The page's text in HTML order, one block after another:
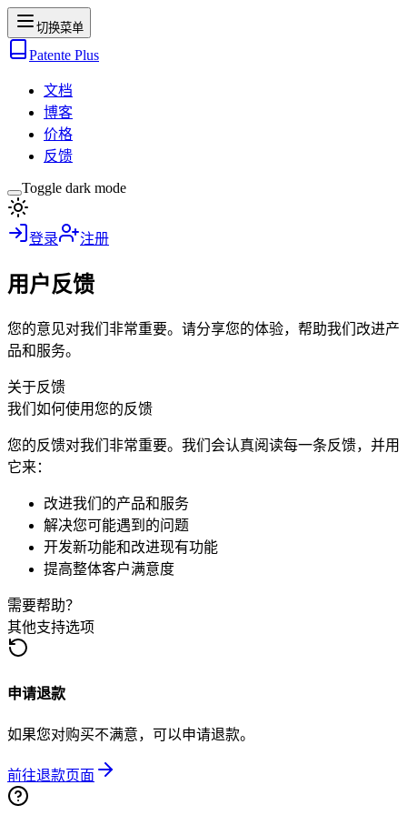
切换菜单
Patente Plus
文档
博客
价格
反馈
Toggle dark mode
登录 注册
用户反馈
您的意见对我们非常重要。请分享您的体验，帮助我们改进产
品和服务。
关于反馈
我们如何使用您的反馈
您的反馈对我们非常重要。我们会认真阅读每一条反馈，并用
它来：
改进我们的产品和服务
解决您可能遇到的问题
开发新功能和改进现有功能
提高整体客户满意度
需要帮助？
其他支持选项
申请退款
如果您对购买不满意，可以申请退款。
前往退款页面